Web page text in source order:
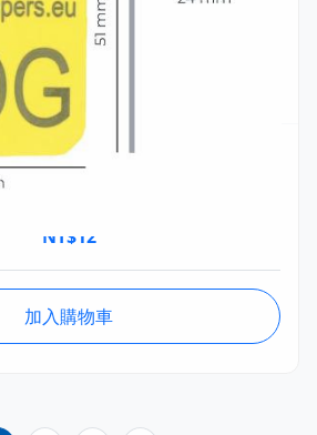
MSTA022.08.1
NT$12
加入購物車